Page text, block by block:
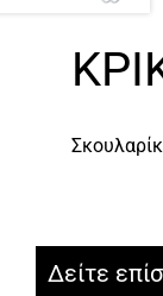
Δείτε